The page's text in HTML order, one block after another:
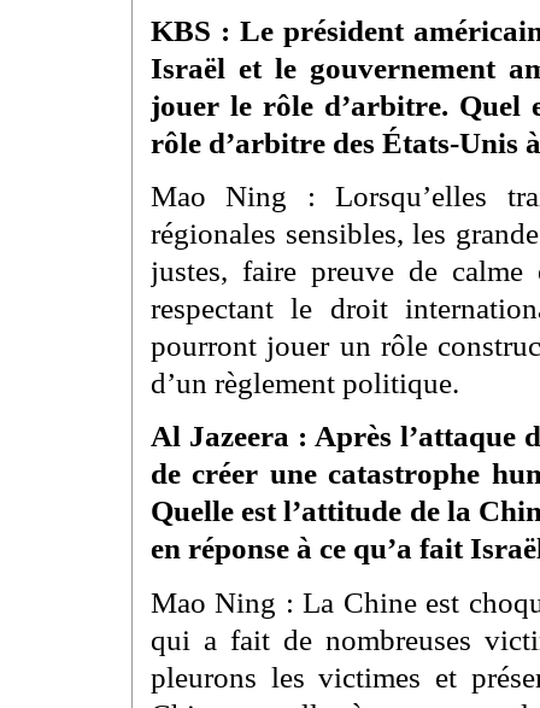
KBS : Le président
Israël et le gouvernement
jouer le rôle d’arbitre. Quel
rôle d’arbitre des États-Unis
Mao Ning : Lorsqu’elles
régionales sensibles, les
justes, faire preuve de
respectant le droit
pourront jouer un rôle
d’un règlement politique.
Al Jazeera : Après l’attaque
de créer une catastrophe
Quelle est l’attitude de la
en réponse à ce qu’a fait
Mao Ning : La Chine est
qui a fait de nombreuses
pleurons les victimes et